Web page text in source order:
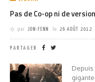
Pas de Co-op ni de
par JON-FENN le 26 AOÛT 2012
PARTAGER
Depuis